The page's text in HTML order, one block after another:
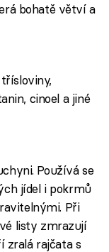
bohatě větví a
cinoel a jiné
Používá se
jídel i pokrmů
Při
listy zmrazují
zralá rajčata s